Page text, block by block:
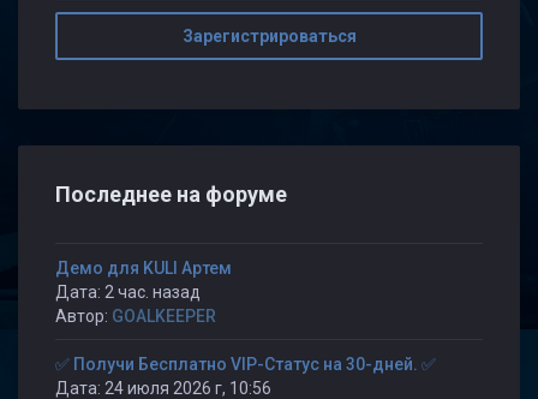
Зарегистрироваться
Последнее на форуме
Демо для KULI Артем
Дата: 2 час. назад
Автор: GOALKEEPER
✅ Получи Бесплатно VIP-Статус на 30-дней. ✅
Дата: 24 июля 2026 г, 10:56